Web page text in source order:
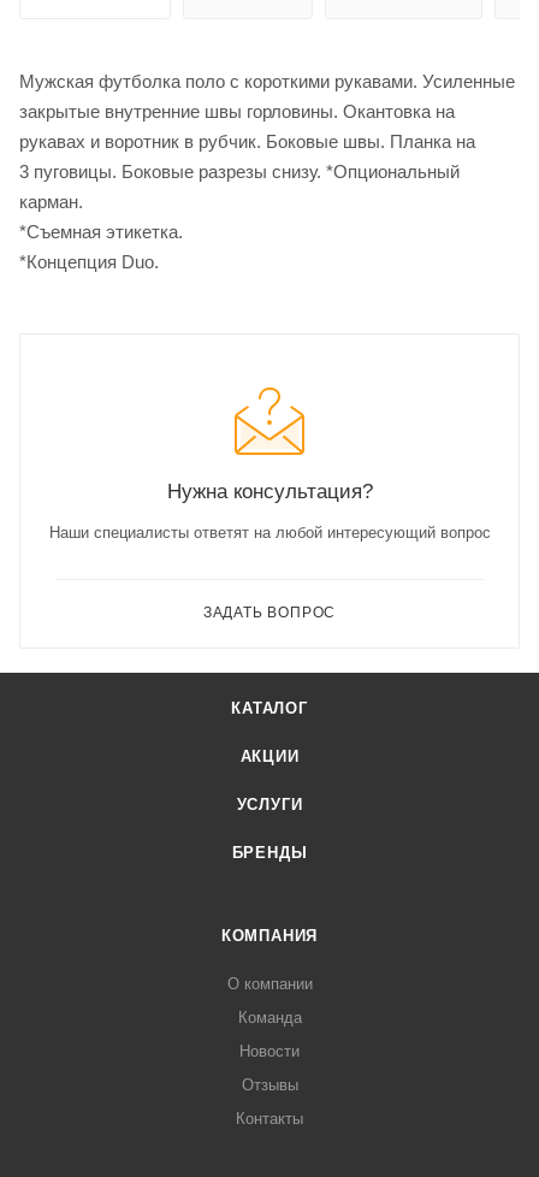
Мужская футболка поло с короткими рукавами. Усиленные
закрытые внутренние швы горловины. Окантовка на
рукавах и воротник в рубчик. Боковые швы. Планка на
3 пуговицы. Боковые разрезы снизу. *Опциональный
карман.
*Съемная этикетка.
*Концепция Duo.
Нужна консультация?
Наши специалисты ответят на любой интересующий вопрос
ЗАДАТЬ ВОПРОС
КАТАЛОГ
АКЦИИ
УСЛУГИ
БРЕНДЫ
КОМПАНИЯ
О компании
Команда
Новости
Отзывы
Контакты